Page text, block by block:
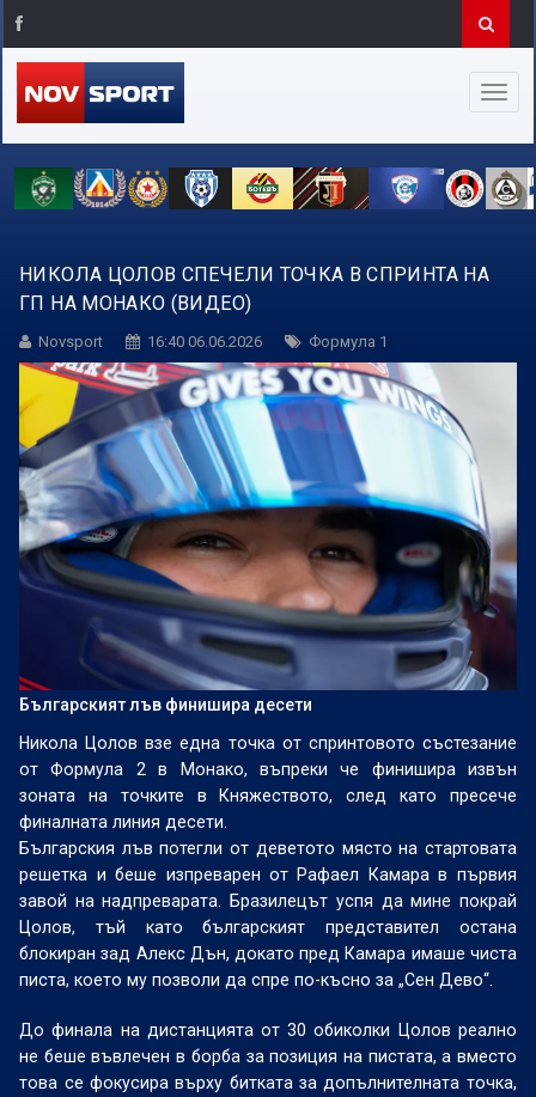
НИКОЛА ЦОЛОВ СПЕЧЕЛИ ТОЧКА В СПРИНТА НА
ГП НА МОНАКО (ВИДЕО)
Novsport 16:40 06.06.2026 Формула 1
Българският лъв финишира десети
Никола Цолов взе една точка от спринтовото състезание
от Формула 2 в Монако, въпреки че финишира извън
зоната на точките в Княжеството, след като пресече
финалната линия десети.
Българския лъв потегли от деветото място на стартовата
решетка и беше изпреварен от Рафаел Камара в първия
завой на надпреварата. Бразилецът успя да мине покрай
Цолов, тъй като българският представител остана
блокиран зад Алекс Дън, докато пред Камара имаше чиста
писта, което му позволи да спре по-късно за „Сен Дево“.
До финала на дистанцията от 30 обиколки Цолов реално
не беше въвлечен в борба за позиция на пистата, а вместо
това се фокусира върху битката за допълнителната точка,